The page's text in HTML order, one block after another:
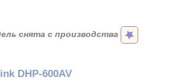
снята с производства
DHP-600AV